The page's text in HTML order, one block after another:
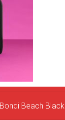
Bondi Beach Black